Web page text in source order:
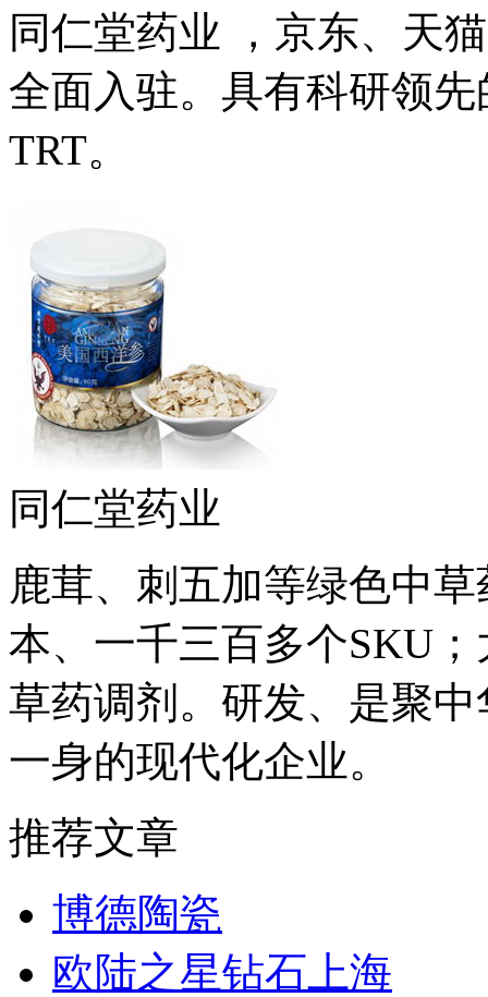
同仁堂药业 ，京东、天
全面入驻。具有科研领
TRT。
同仁堂药业
鹿茸、刺五加等绿色中
本、一千三百多个SKU
草药调剂。研发、是聚
一身的现代化企业。
推荐文章
博德陶瓷
欧陆之星钻石上海